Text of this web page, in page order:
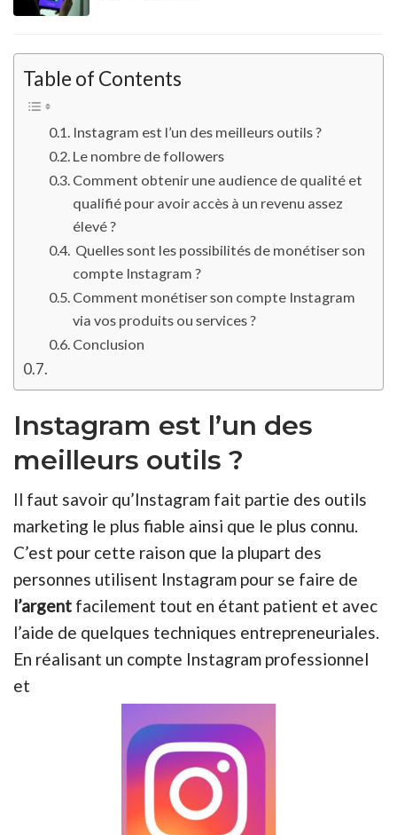
Table of Contents
Instagram est l’un des meilleurs outils ?
Le nombre de followers
Comment obtenir une audience de qualité et
qualifié pour avoir accès à un revenu assez
élevé ?
Quelles sont les possibilités de monétiser son
compte Instagram ?
Comment monétiser son compte Instagram
via vos produits ou services ?
Conclusion
Instagram est l’un des
meilleurs outils ?
Il faut savoir qu’Instagram fait partie des outils
marketing le plus fiable ainsi que le plus connu.
C’est pour cette raison que la plupart des
personnes utilisent Instagram pour se faire de
l’argent facilement tout en étant patient et avec
l’aide de quelques techniques entrepreneuriales.
En réalisant un compte Instagram professionnel
et